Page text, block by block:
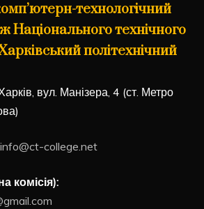
технологічний
Національного технічного
політехнічний
вул. Манізера, 4 (ст. Метро
info@ct-college.net
комісія):